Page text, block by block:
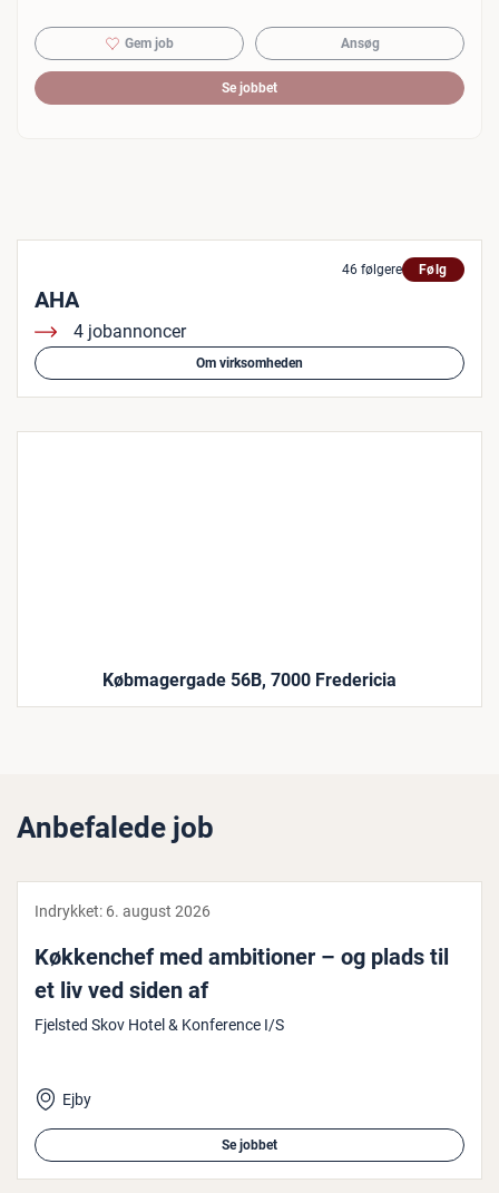
Gem job Ansøg
Se jobbet
46 følgere Følg
AHA
4 jobannoncer
Om virksomheden
Købmagergade 56B, 7000 Fredericia
Anbefalede job
Indrykket: 6. august 2026
Køk­ken­chef med am­bi­tio­ner – og plads til
et liv ved siden af
Fjelsted Skov Hotel & Konference I/S
Ejby
Se jobbet